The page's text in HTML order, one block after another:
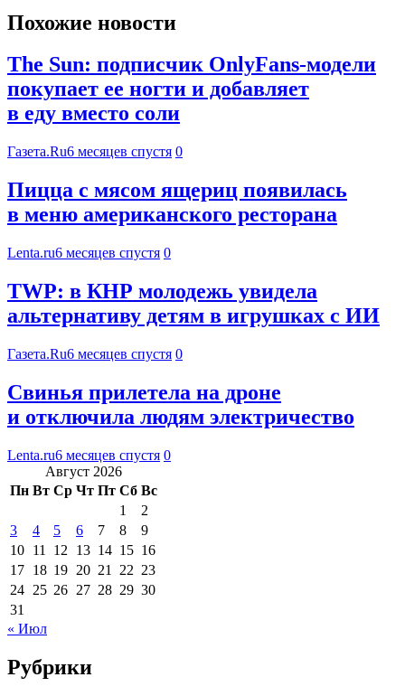
Похожие новости
The Sun: подписчик OnlyFans-модели
покупает ее ногти и добавляет
в еду вместо соли
Газета.Ru6 месяцев спустя 0
Пицца с мясом ящериц появилась
в меню американского ресторана
Lenta.ru6 месяцев спустя 0
TWP: в КНР молодежь увидела
альтернативу детям в игрушках с ИИ
Газета.Ru6 месяцев спустя 0
Свинья прилетела на дроне
и отключила людям электричество
Lenta.ru6 месяцев спустя 0
Август 2026
Пн Вт Ср Чт Пт Сб Вс
1
2
3
4 5 6 7 8
9
10 11 12 13 14 15 16
17 18 19 20 21 22 23
24 25 26 27 28 29 30
31
« Июл
Рубрики